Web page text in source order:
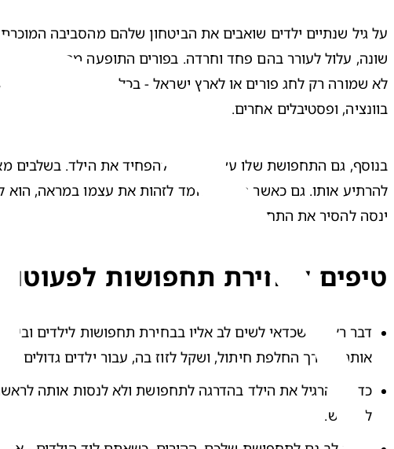
בוונציה, ופסטיבלים אחרים.
ינסה להסיר את התחפושת.
טיפים לבחירת תחפושות לפעוטות
אותה לצורך החלפת חיתול, ושקל לזוז בה, עבור ילדים גדולים יותר.
להלביש.